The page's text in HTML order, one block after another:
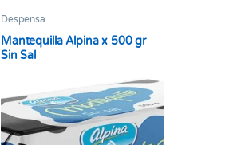
Despensa
Mantequilla Alpina x 500 gr
Sin Sal